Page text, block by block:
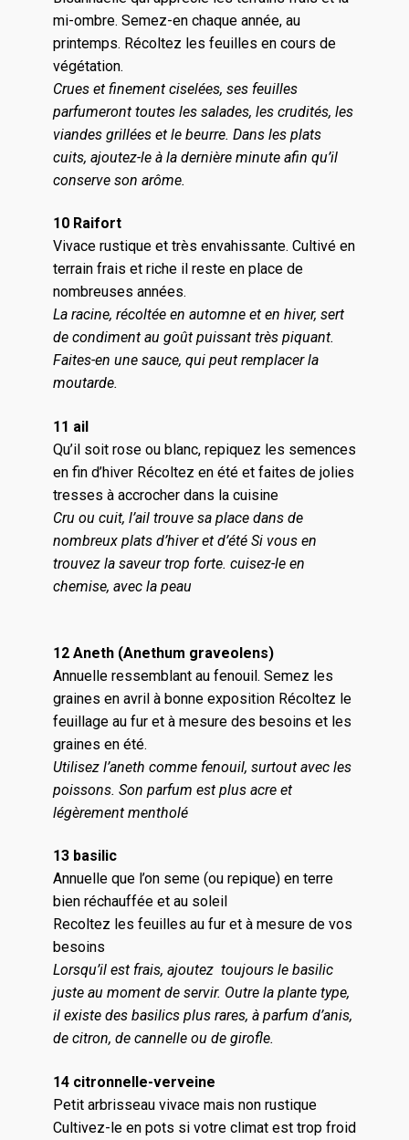
mi-ombre. Semez-en chaque année, au
printemps. Récoltez les feuilles en cours de
végétation.
Crues et finement ciselées, ses feuilles
parfumeront toutes les salades, les crudités, les
viandes grillées et le beurre. Dans les plats
cuits, ajoutez-le à la dernière minute afin qu’il
conserve son arôme.
10 Raifort
Vivace rustique et très envahissante. Cultivé en
terrain frais et riche il reste en place de
nombreuses années.
La racine, récoltée en automne et en hiver, sert
de condiment au goût puissant très piquant.
Faites-en une sauce, qui peut remplacer la
moutarde.
11 ail
Qu’il soit rose ou blanc, repiquez les semences
en fin d’hiver Récoltez en été et faites de jolies
tresses à accrocher dans la cuisine
Cru ou cuit, l’ail trouve sa place dans de
nombreux plats d’hiver et d’été Si vous en
trouvez la saveur trop forte. cuisez-le en
chemise, avec la peau
12 Aneth (Anethum graveolens)
Annuelle ressemblant au fenouil. Semez les
graines en avril à bonne exposition Récoltez le
feuillage au fur et à mesure des besoins et les
graines en été.
Utilisez l’aneth comme fenouil, surtout avec les
poissons. Son parfum est plus acre et
légèrement mentholé
13 basilic
Annuelle que l’on seme (ou repique) en terre
bien réchauffée et au soleil
Recoltez les feuilles au fur et à mesure de vos
besoins
Lorsqu’il est frais, ajoutez toujours le basilic
juste au moment de servir. Outre la plante type,
il existe des basilics plus rares, à parfum d’anis,
de citron, de cannelle ou de girofle.
14 citronnelle-verveine
Petit arbrisseau vivace mais non rustique
Cultivez-le en pots si votre climat est trop froid